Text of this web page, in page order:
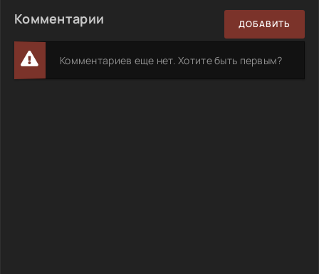
Комментарии ДОБАВИТЬ
Комментариев еще нет. Хотите быть первым?